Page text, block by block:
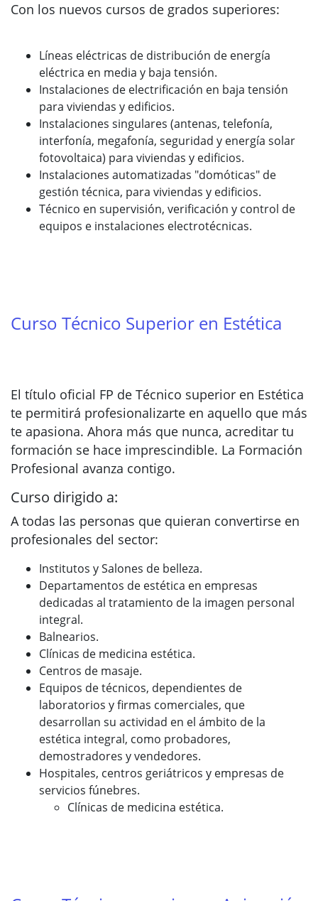
Con los nuevos cursos de grados superiores:
Líneas eléctricas de distribución de energía
eléctrica en media y baja tensión.
Instalaciones de electrificación en baja tensión
para viviendas y edificios.
Instalaciones singulares (antenas, telefonía,
interfonía, megafonía, seguridad y energía solar
fotovoltaica) para viviendas y edificios.
Instalaciones automatizadas "domóticas" de
gestión técnica, para viviendas y edificios.
Técnico en supervisión, verificación y control de
equipos e instalaciones electrotécnicas.
Curso Técnico Superior en Estética
El título oficial FP de Técnico superior en Estética
te permitirá profesionalizarte en aquello que más
te apasiona. Ahora más que nunca, acreditar tu
formación se hace imprescindible. La Formación
Profesional avanza contigo.
Curso dirigido a:
A todas las personas que quieran convertirse en
profesionales del sector:
Institutos y Salones de belleza.
Departamentos de estética en empresas
dedicadas al tratamiento de la imagen personal
integral.
Balnearios.
Clínicas de medicina estética.
Centros de masaje.
Equipos de técnicos, dependientes de
laboratorios y firmas comerciales, que
desarrollan su actividad en el ámbito de la
estética integral, como probadores,
demostradores y vendedores.
Hospitales, centros geriátricos y empresas de
servicios fúnebres.
Clínicas de medicina estética.